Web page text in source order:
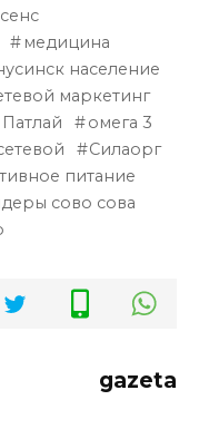
медицина
население
маркетинг
омега 3
Силаорг
питание
сово сова
gazeta